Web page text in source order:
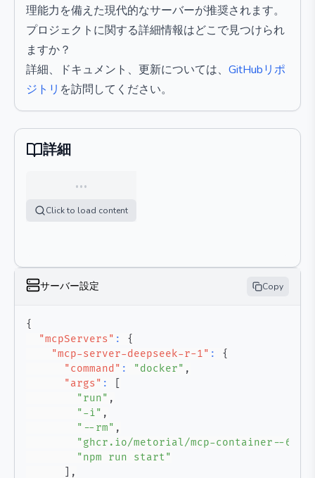
理能力を備えた現代的なサーバーが推奨されます。
プロジェクトに関する詳細情報はどこで見つけられ
ますか？
詳細、ドキュメント、更新については、 GitHubリポ
ジトリ を訪問してください。
詳細
…
Click to load content
サーバー設定 Copy
{
"mcpServers" :
{
"mcp-server-deepseek-r-1" :
{
"command" : "docker" ,
"args" :
"run" ,
"-i" ,
"--rm" ,
"ghcr.io/metorial/mcp-container--
"npm run start"
,